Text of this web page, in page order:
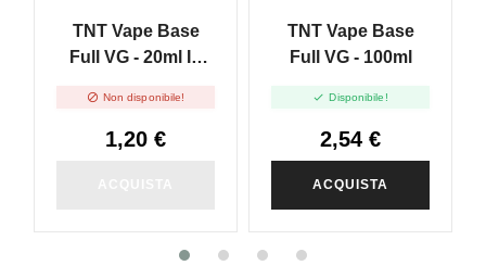
TNT Vape Base
Full VG - 20ml In
 Non disponibile!
1,20 €
TNT Vape Base
Full VG - 100ml
 Disponibile!
2,54 €
ACQUISTA